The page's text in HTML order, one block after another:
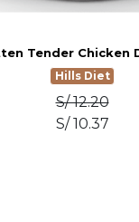
Tender Chicken
Hills Diet
S/ 12.20
S/ 10.37